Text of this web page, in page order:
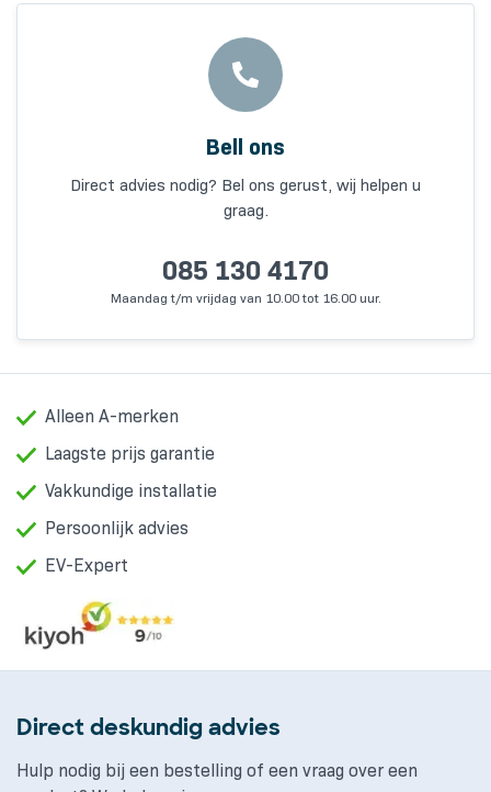
Bell ons
Direct advies nodig? Bel ons gerust, wij helpen u
graag.
085 130 4170
Maandag t/m vrijdag van 10.00 tot 16.00 uur.
Alleen A-merken
Laagste prijs garantie
Vakkundige installatie
Persoonlijk advies
EV-Expert
Direct deskundig advies
Hulp nodig bij een bestelling of een vraag over een